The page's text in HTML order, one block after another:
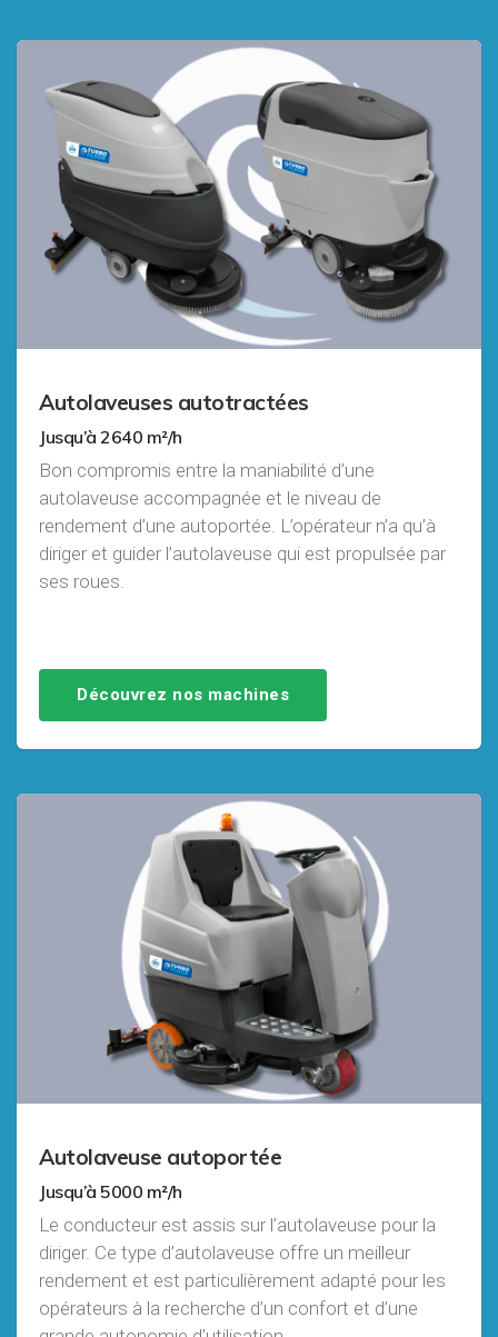
Autolaveuses autotractées
Jusqu’à 2640 m²/h
Bon compromis entre la maniabilité d’une
autolaveuse accompagnée et le niveau de
rendement d’une autoportée. L’opérateur n’a qu’à
diriger et guider l’autolaveuse qui est propulsée par
ses roues.
Découvrez nos machines
Autolaveuse autoportée
Jusqu’à 5000 m²/h
Le conducteur est assis sur l’autolaveuse pour la
diriger. Ce type d’autolaveuse offre un meilleur
rendement et est particulièrement adapté pour les
opérateurs à la recherche d’un confort et d’une